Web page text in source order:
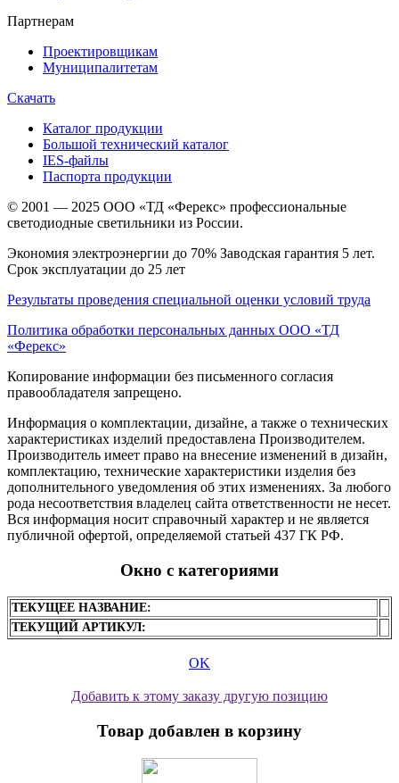
Партнерам
Проектировщикам
Муниципалитетам
Скачать
Каталог продукции
Большой технический каталог
IES-файлы
Паспорта продукции
© 2001 — 2025 ООО «ТД «Ферекс» профессиональные
светодиодные светильники из России.
Экономия электроэнергии до 70% Заводская гарантия 5 лет.
Срок эксплуатации до 25 лет
Результаты проведения специальной оценки условий труда
Политика обработки персональных данных ООО «ТД
«Ферекс»
Копирование информации без письменного согласия
правообладателя запрещено.
Информация о комплектации, дизайне, а также о технических
характеристиках изделий предоставлена Производителем.
Производитель имеет право на внесение изменений в дизайн,
комплектацию, технические характеристики изделия без
дополнительного уведомления об этих изменениях. За любого
рода несоответствия владелец сайта ответственности не несет.
Вся информация носит справочный характер и не является
публичной офертой, определяемой статьей 437 ГК РФ.
Окно с категориями
ТЕКУЩЕЕ НАЗВАНИЕ:
ТЕКУЩИЙ АРТИКУЛ:
OK
Добавить к этому заказу другую позицию
Товар добавлен в корзину